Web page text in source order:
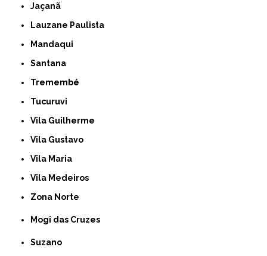
Jaçanã
Lauzane Paulista
Mandaqui
Santana
Tremembé
Tucuruvi
Vila Guilherme
Vila Gustavo
Vila Maria
Vila Medeiros
Zona Norte
Mogi das Cruzes
Suzano